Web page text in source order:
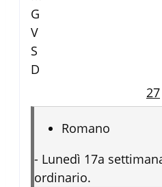
G
V
S
D
27
Romano
- Lunedì 17a
ordinario.